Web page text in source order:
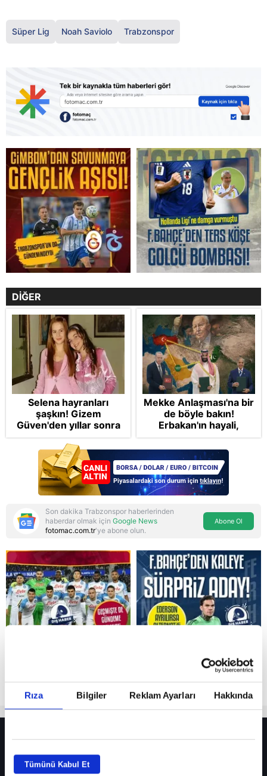
Rıza Bilgiler Reklam Ayarları Hakkında
Tümünü Kabul Et
Reddet
Süper Lig Noah Saviolo Trabzonspor
DİĞER
Selena hayranları
şaşkın! Gizem
Güven'den yıllar sonra
gelen Cansu Demirci
itirafı! "Konuşmuyoruz"
Mekke Anlaşması'na bir
de böyle bakın!
Erbakan'ın hayali,
Cumhur'un vizyonu:
İslam NATO'suna
Başkan Erdoğan mührü
Son dakika Trabzonspor haberlerinden
haberdar olmak için Google News
fotomac.com.tr'ye abone olun.
Abone Ol
Fenerbahçe’de sürpriz ayrılık ihtimali! Devre arasında gelmişti